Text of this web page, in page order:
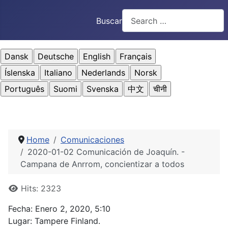
Buscar
Home
Comunicaciones
2020-01-02 Comunicación de Joaquín. -
Campana de Anrrom, concientizar a todos
DetailsHits: 2323
Fecha: Enero 2, 2020, 5:10
Lugar: Tampere Finland.